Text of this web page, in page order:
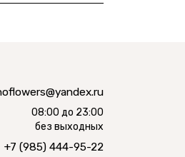
08:00 до 23:00
без выходных
+7 (985) 444-95-22